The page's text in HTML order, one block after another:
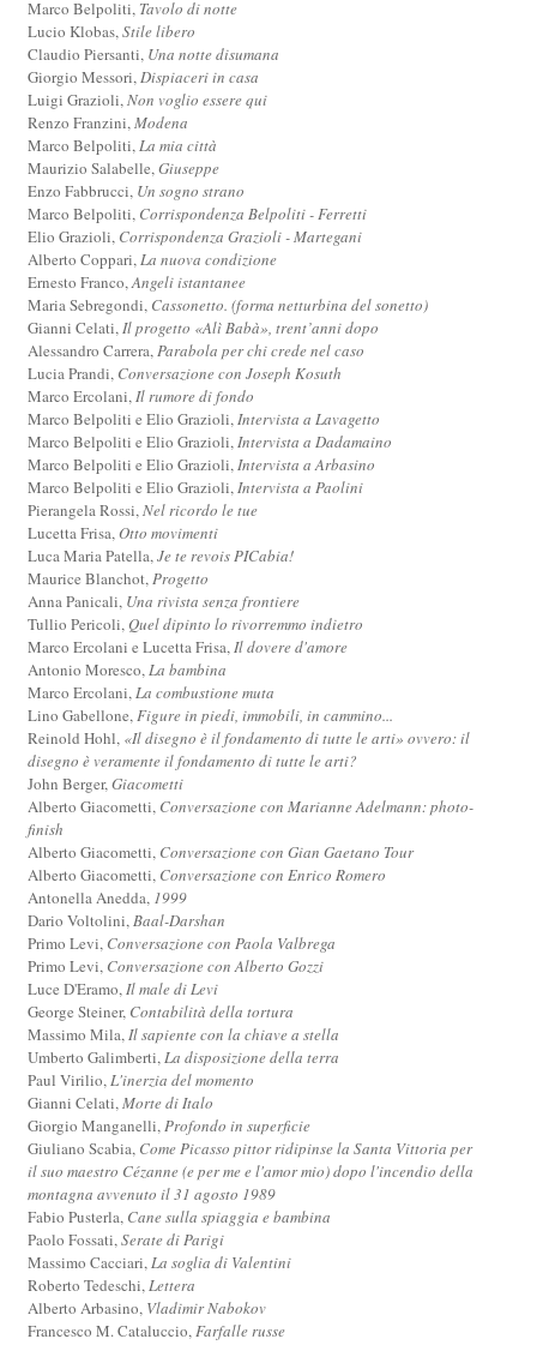
Marco Belpoliti, Tavolo di notte
Lucio Klobas,Stile libero
Claudio Piersanti, Una notte disumana
Giorgio Messori,Dispiaceri in casa
Luigi Grazioli,Non voglio essere qui
Renzo Franzini,Modena
Marco Belpoliti,La mia città
Maurizio Salabelle,Giuseppe
Enzo Fabbrucci, Un sogno strano
Marco Belpoliti, Corrispondenza Belpoliti - Ferretti
Elio Grazioli, Corrispondenza Grazioli - Martegani
Alberto Coppari,La nuova condizione
Ernesto Franco,Angeli istantanee
Maria Sebregondi, Cassonetto. (forma netturbina del sonetto)
Gianni Celati,Il progetto «Alì Babà», trent’anni dopo
Alessandro Carrera,Parabola per chi crede nel caso
Lucia Prandi, Conversazione con Joseph Kosuth
Marco Ercolani,Il rumore di fondo
Marco Belpoliti e Elio Grazioli,Intervista a Lavagetto
Marco Belpoliti e Elio Grazioli,Intervista a Dadamaino
Marco Belpoliti e Elio Grazioli,Intervista a Arbasino
Marco Belpoliti e Elio Grazioli,Intervista a Paolini
Pierangela Rossi,Nel ricordo le tue
Lucetta Frisa,Otto movimenti
Luca Maria Patella,Je te revois PICabia!
Maurice Blanchot,Progetto
Anna Panicali, Una rivista senza frontiere
Tullio Pericoli,Quel dipinto lo rivorremmo indietro
Marco Ercolani e Lucetta Frisa,Il dovere d'amore
Antonio Moresco,La bambina
Marco Ercolani,La combustione muta
Lino Gabellone,Figure in piedi, immobili, in cammino...
Reinold Hohl, «Il disegno è il fondamento di tutte le arti» ovvero: il
disegno è veramente il fondamento di tutte le arti?
John Berger,Giacometti
Alberto Giacometti, Conversazione con Marianne Adelmann: photo-
finish
Alberto Giacometti, Conversazione con Gian Gaetano Tour
Alberto Giacometti, Conversazione con Enrico Romero
Antonella Anedda, 1999
Dario Voltolini,Baal-Darshan
Primo Levi, Conversazione con Paola Valbrega
Primo Levi, Conversazione con Alberto Gozzi
Luce D'Eramo,Il male di Levi
George Steiner, Contabilità della tortura
Massimo Mila,Il sapiente con la chiave a stella
Umberto Galimberti,La disposizione della terra
Paul Virilio,L'inerzia del momento
Gianni Celati,Morte di Italo
Giorgio Manganelli,Profondo in superficie
Giuliano Scabia, Come Picasso pittor ridipinse la Santa Vittoria per
il suo maestro Cézanne (e per me e l'amor mio) dopo l'incendio della
montagna avvenuto il 31 agosto 1989
Fabio Pusterla, Cane sulla spiaggia e bambina
Paolo Fossati,Serate di Parigi
Massimo Cacciari,La soglia di Valentini
Roberto Tedeschi,Lettera
Alberto Arbasino, Vladimir Nabokov
Francesco M. Cataluccio,Farfalle russe